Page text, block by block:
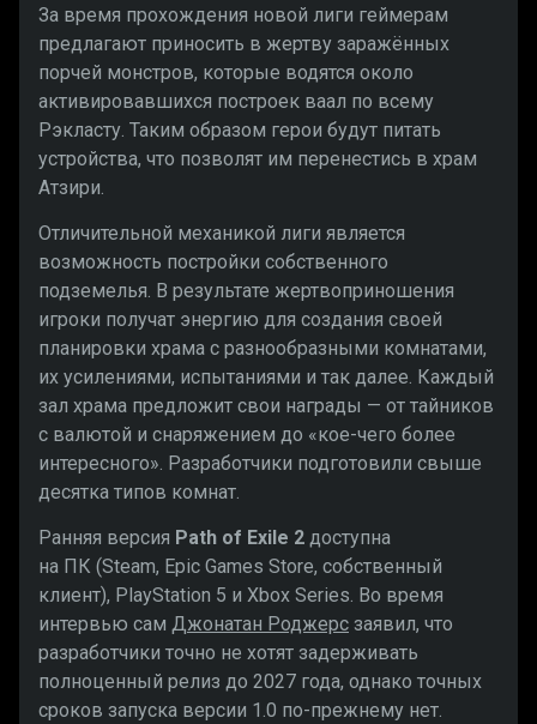
За время прохождения новой лиги геймерам
предлагают приносить в жертву заражённых
порчей монстров, которые водятся около
активировавшихся построек ваал по всему
Рэкласту. Таким образом герои будут питать
устройства, что позволят им перенестись в храм
Атзири.
Отличительной механикой лиги является
возможность постройки собственного
подземелья. В результате жертвоприношения
игроки получат энергию для создания своей
планировки храма с разнообразными комнатами,
их усилениями, испытаниями и так далее. Каждый
зал храма предложит свои награды — от тайников
с валютой и снаряжением до «кое-чего более
интересного». Разработчики подготовили свыше
десятка типов комнат.
Ранняя версия Path of Exile 2 доступна
на ПК (Steam, Epic Games Store, собственный
клиент), PlayStation 5 и Xbox Series. Во время
интервью сам Джонатан Роджерс заявил, что
разработчики точно не хотят задерживать
полноценный релиз до 2027 года, однако точных
сроков запуска версии 1.0 по-прежнему нет.